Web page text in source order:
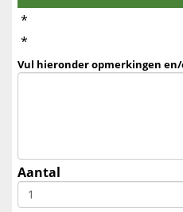
*
*
Vul hieronder opmerkingen
Aantal